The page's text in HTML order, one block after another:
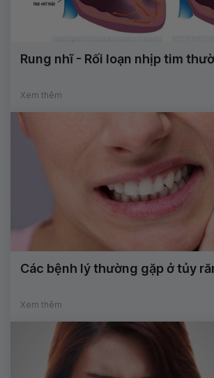
Rung nhĩ - Rối loạn nhịp tim
Xem thêm
Các bệnh lý thường gặp ở tủy
Xem thêm